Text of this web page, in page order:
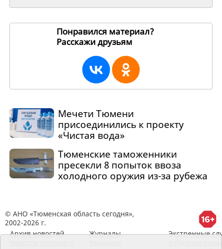
Понравился материал?
Расскажи друзьям
Мечети Тюмени
присоединились к проекту
«Чистая вода»
Тюменские таможенники
пресекли 8 попыток ввоза
холодного оружия из-за рубежа
© АНО «Тюменская область сегодня»,
2002-2026 г.
Архив новостей
Журналы
Экстренные